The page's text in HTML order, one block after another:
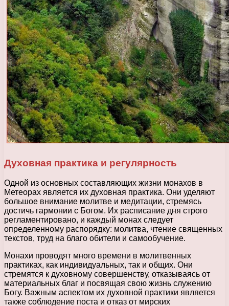
Духовная практика и регулярность
Одной из основных составляющих жизни монахов в
Метеорах является их духовная практика. Они уделяют
большое внимание молитве и медитации, стремясь
достичь гармонии с Богом. Их расписание дня строго
регламентировано, и каждый монах следует
определенному распорядку: молитва, чтение священных
текстов, труд на благо обители и самообучение.
Монахи проводят много времени в молитвенных
практиках, как индивидуальных, так и общих. Они
стремятся к духовному совершенству, отказываясь от
материальных благ и посвящая свою жизнь служению
Богу. Важным аспектом их духовной практики является
также соблюдение поста и отказ от мирских